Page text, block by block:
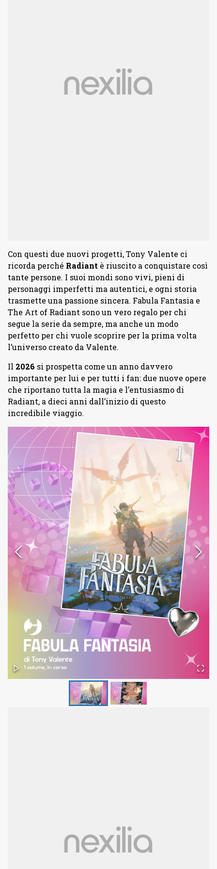
Con questi due nuovi progetti, Tony Valente ci
ricorda perché Radiant è riuscito a conquistare così
tante persone. I suoi mondi sono vivi, pieni di
personaggi imperfetti ma autentici, e ogni storia
trasmette una passione sincera. Fabula Fantasia e
The Art of Radiant sono un vero regalo per chi
segue la serie da sempre, ma anche un modo
perfetto per chi vuole scoprire per la prima volta
l’universo creato da Valente.
Il 2026 si prospetta come un anno davvero
importante per lui e per tutti i fan: due nuove opere
che riportano tutta la magia e l’entusiasmo di
Radiant, a dieci anni dall’inizio di questo
incredibile viaggio.